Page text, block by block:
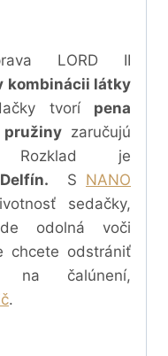
LORD II
kombinácii látky
tvorí
pena
zaručujú
Rozklad je
S NANO
sedačky,
odolná voči
chcete odstrániť
na čalúnení,
.